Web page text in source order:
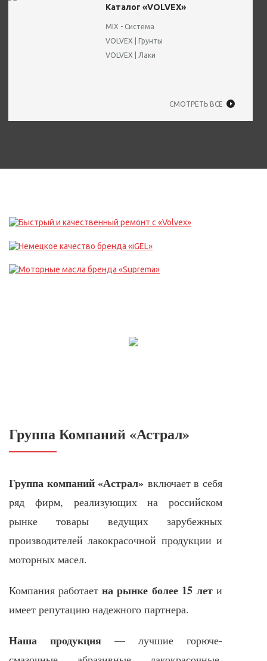
Каталог «VOLVEX»
MIX - Система
VOLVEX | Грунты
VOLVEX | Лаки
СМОТРЕТЬ ВСЕ
Группа Компаний «Астрал»
Группа компаний «Астрал» включает в себя
ряд фирм, реализующих на российском
рынке товары ведущих зарубежных
производителей лакокрасочной продукции и
моторных масел.
Компания работаетна рынке более 15 лети
имеет репутацию надежного партнера.
Наша продукция— лучшие горюче-